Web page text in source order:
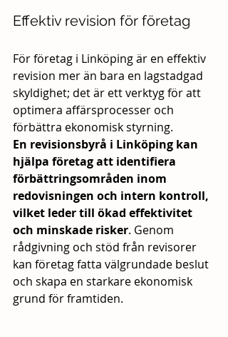
Effektiv revision för företag
För företag i Linköping är en effektiv
revision mer än bara en lagstadgad
skyldighet; det är ett verktyg för att
optimera affärsprocesser och
förbättra ekonomisk styrning.
En revisionsbyrå i Linköping kan
hjälpa företag att identifiera
förbättringsområden inom
redovisningen och intern kontroll,
vilket leder till ökad effektivitet
och minskade risker. Genom
rådgivning och stöd från revisorer
kan företag fatta välgrundade beslut
och skapa en starkare ekonomisk
grund för framtiden.